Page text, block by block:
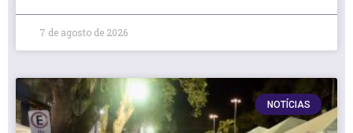
7 de agosto de 2026
NOTÍCIAS